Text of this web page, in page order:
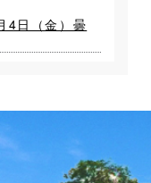
4日（金）曇